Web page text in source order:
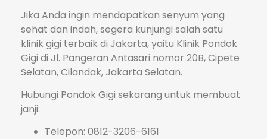
Jika Anda ingin mendapatkan senyum yang
sehat dan indah, segera kunjungi salah satu
klinik gigi terbaik di Jakarta, yaitu Klinik Pondok
Gigi di Jl. Pangeran Antasari nomor 20B, Cipete
Selatan, Cilandak, Jakarta Selatan.
Hubungi Pondok Gigi sekarang untuk membuat
janji:
Telepon: 0812-3206-6161